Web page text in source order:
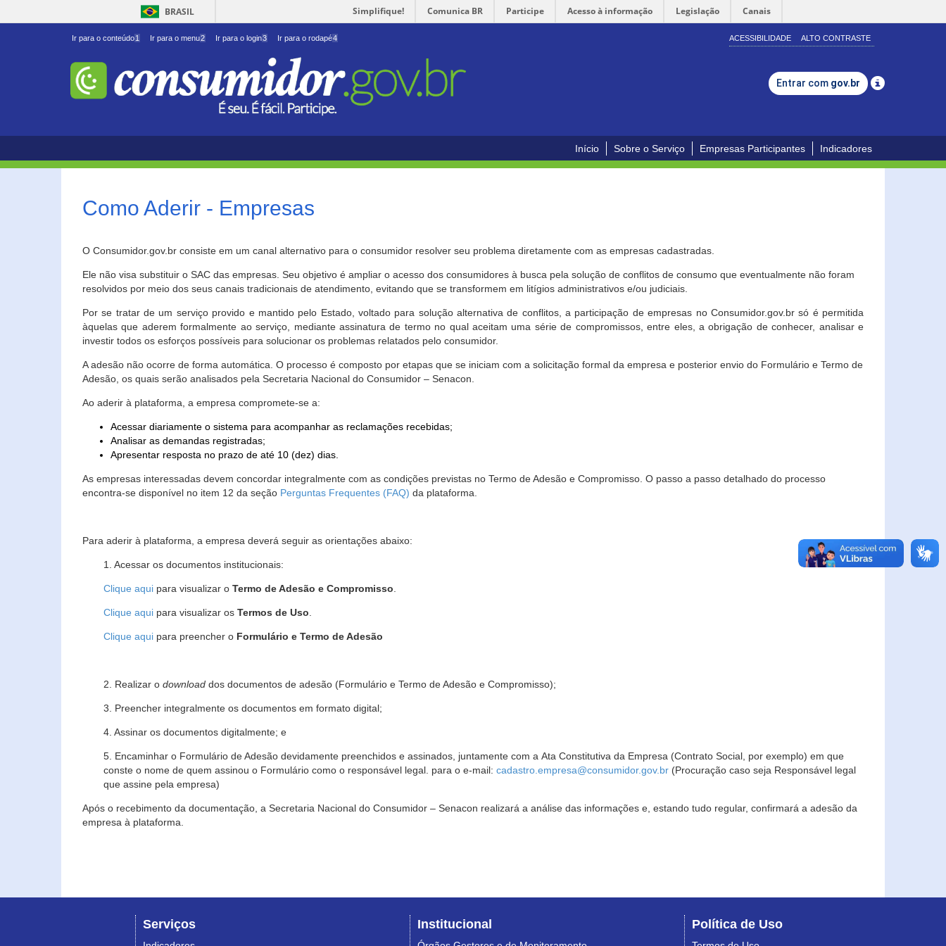
BRASIL Simplifique! Comunica BR Participe Acesso à informação Legislação Canais
Ir para o conteúdo1 Ir para o menu2 Ir para o login3 Ir para o rodapé4 ACESSIBILIDADE ALTO CONTRASTE
Entrar com gov.br
Início Sobre o Serviço Empresas Participantes Indicadores
Como Aderir - Empresas
O Consumidor.gov.br consiste em um canal alternativo para o consumidor resolver seu problema diretamente com as empresas cadastradas.
Ele não visa substituir o SAC das empresas. Seu objetivo é ampliar o acesso dos consumidores à busca pela solução de conflitos de consumo que eventualmente não foram
resolvidos por meio dos seus canais tradicionais de atendimento, evitando que se transformem em litígios administrativos e/ou judiciais.
Por se tratar de um serviço provido e mantido pelo Estado, voltado para solução alternativa de conflitos, a participação de empresas no Consumidor.gov.br só é permitida
àquelas que aderem formalmente ao serviço, mediante assinatura de termo no qual aceitam uma série de compromissos, entre eles, a obrigação de conhecer, analisar e
investir todos os esforços possíveis para solucionar os problemas relatados pelo consumidor.
A adesão não ocorre de forma automática. O processo é composto por etapas que se iniciam com a solicitação formal da empresa e posterior envio do Formulário e Termo de
Adesão, os quais serão analisados pela Secretaria Nacional do Consumidor – Senacon.
Ao aderir à plataforma, a empresa compromete-se a:
Acessar diariamente o sistema para acompanhar as reclamações recebidas;
Analisar as demandas registradas;
Apresentar resposta no prazo de até 10 (dez) dias.
As empresas interessadas devem concordar integralmente com as condições previstas no Termo de Adesão e Compromisso. O passo a passo detalhado do processo
encontra-se disponível no item 12 da seção Perguntas Frequentes (FAQ) da plataforma.
Para aderir à plataforma, a empresa deverá seguir as orientações abaixo:
1. Acessar os documentos institucionais:
Clique aqui para visualizar o Termo de Adesão e Compromisso
Clique aqui para visualizar os Termos de Uso
Clique aqui para preencher o Formulário e Termo de Adesão
2. Realizar o download dos documentos de adesão (Formulário e Termo de Adesão e Compromisso);
3. Preencher integralmente os documentos em formato digital;
4. Assinar os documentos digitalmente; e
5. Encaminhar o Formulário de Adesão devidamente preenchidos e assinados, juntamente com a Ata Constitutiva da Empresa (Contrato Social, por exemplo) em que
conste o nome de quem assinou o Formulário como o responsável legal. para o e-mail: cadastro.empresa@consumidor.gov.br (Procuração caso seja Responsável legal
que assine pela empresa)
Após o recebimento da documentação, a Secretaria Nacional do Consumidor – Senacon realizará a análise das informações e, estando tudo regular, confirmará a adesão da
empresa à plataforma.
Serviços Institucional Política de Uso